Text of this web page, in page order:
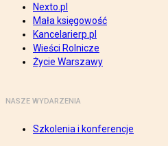
Nexto.pl
Mała księgowość
Kancelarierp.pl
Wieści Rolnicze
Życie Warszawy
NASZE WYDARZENIA
Szkolenia i konferencje